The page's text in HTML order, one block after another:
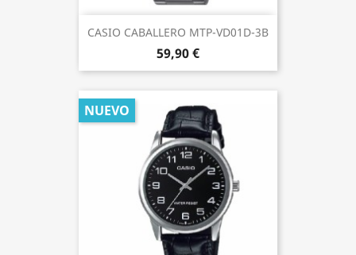
CASIO CABALLERO MTP-VD01D-3B
59,90 €
NUEVO